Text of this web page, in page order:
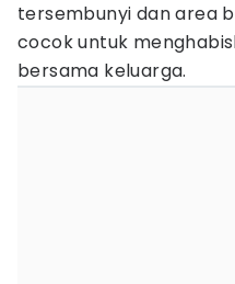
tersembunyi dan area
cocok untuk
bersama keluarga.